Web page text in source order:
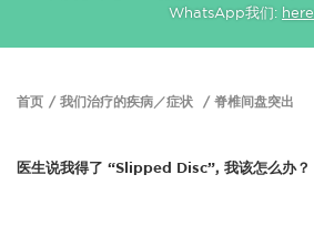
WhatsApp我们: here
首页 我们治疗的疾病／症状 脊椎间盘突出
医生说我得了 “Slipped Disc”, 我该怎么办？